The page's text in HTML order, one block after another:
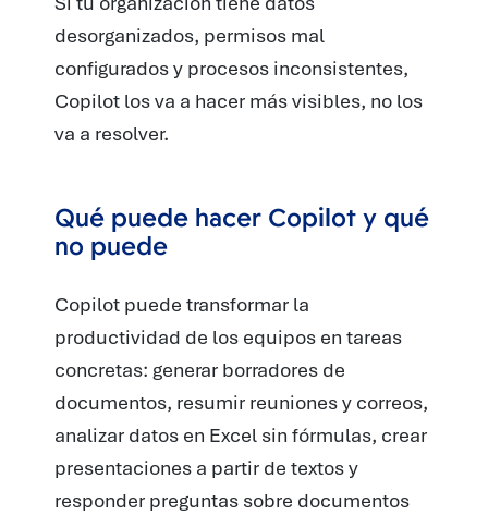
desorganizados, permisos mal
configurados y procesos inconsistentes,
Copilot los va a hacer más visibles, no los
va a resolver.
Qué puede hacer Copilot y qué
no puede
Copilot puede transformar la
productividad de los equipos en tareas
concretas: generar borradores de
documentos, resumir reuniones y correos,
analizar datos en Excel sin fórmulas, crear
presentaciones a partir de textos y
responder preguntas sobre documentos